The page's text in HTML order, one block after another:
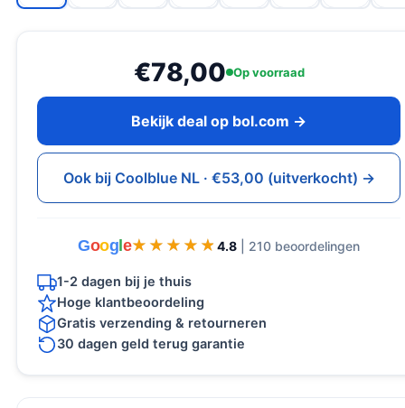
€78,00 Op voorraad
Bekijk deal op bol.com →
Ook bij Coolblue NL · €53,00 (uitverkocht) →
Goog e★★★★★
★★★★★ 4.8 | 210 beoordelingen
1-2 dagen bij je thuis
Hoge klantbeoordeling
Gratis verzending & retourneren
30 dagen geld terug garantie